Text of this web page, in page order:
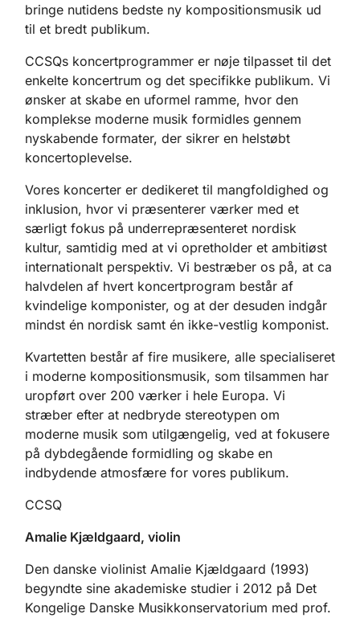
bringe nutidens bedste ny kompositionsmusik ud
til et bredt publikum.
CCSQs koncertprogrammer er nøje tilpasset til det
enkelte koncertrum og det specifikke publikum. Vi
ønsker at skabe en uformel ramme, hvor den
komplekse moderne musik formidles gennem
nyskabende formater, der sikrer en helstøbt
koncertoplevelse.
Vores koncerter er dedikeret til mangfoldighed og
inklusion, hvor vi præsenterer værker med et
særligt fokus på underrepræsenteret nordisk
kultur, samtidig med at vi opretholder et ambitiøst
internationalt perspektiv. Vi bestræber os på, at ca
halvdelen af hvert koncertprogram består af
kvindelige komponister, og at der desuden indgår
mindst én nordisk samt én ikke-vestlig komponist.
Kvartetten består af fire musikere, alle specialiseret
i moderne kompositionsmusik, som tilsammen har
uropført over 200 værker i hele Europa. Vi
stræber efter at nedbryde stereotypen om
moderne musik som utilgængelig, ved at fokusere
på dybdegående formidling og skabe en
indbydende atmosfære for vores publikum.
CCSQ
Amalie Kjældgaard, violin
Den danske violinist Amalie Kjældgaard (1993)
begyndte sine akademiske studier i 2012 på Det
Kongelige Danske Musikkonservatorium med prof.